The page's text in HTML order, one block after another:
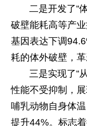
二是开发了“
破壁能耗高等产
基因表达下调
耗的体外破壁，
三是实现了“
性能不受抑制，
哺乳动物自身体
提升44%。标志